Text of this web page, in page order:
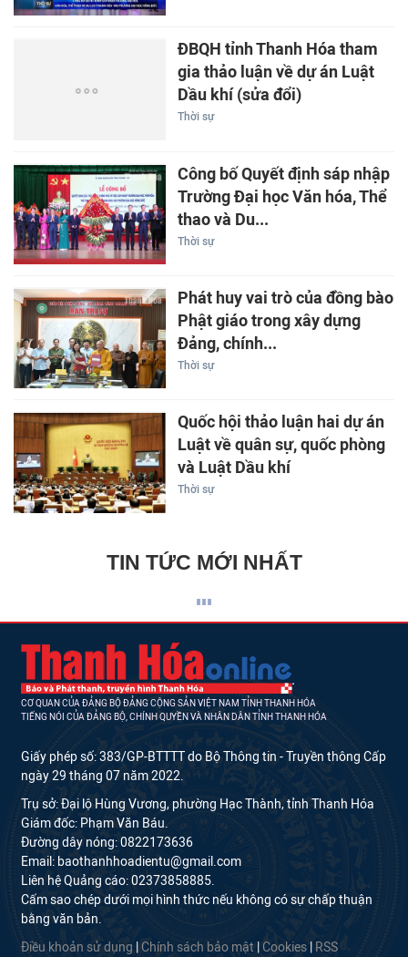
ĐBQH tỉnh Thanh Hóa tham
gia thảo luận về dự án Luật
Dầu khí (sửa đổi)
Thời sự
Công bố Quyết định sáp nhập
Trường Đại học Văn hóa, Thể
thao và Du...
Thời sự
Phát huy vai trò của đồng bào
Phật giáo trong xây dựng
Đảng, chính...
Thời sự
Quốc hội thảo luận hai dự án
Luật về quân sự, quốc phòng
và Luật Dầu khí
Thời sự
TIN TỨC MỚI NHẤT
CƠ QUAN CỦA ĐẢNG BỘ ĐẢNG CỘNG SẢN VIỆT NAM TỈNH THANH HÓA
TIẾNG NÓI CỦA ĐẢNG BỘ, CHÍNH QUYỀN VÀ NHÂN DÂN TỈNH THANH HÓA
Giấy phép số: 383/GP-BTTTT do Bộ Thông tin - Truyền thông Cấp
ngày 29 tháng 07 năm 2022.
Trụ sở: Đại lộ Hùng Vương, phường Hạc Thành, tỉnh Thanh Hóa
Giám đốc: Phạm Văn Báu.
Đường dây nóng: 0822173636
Email: baothanhhoadientu@gmail.com
Liên hệ Quảng cáo: 02373858885.
Cấm sao chép dưới mọi hình thức nếu không có sự chấp thuận
bằng văn bản.
Điều khoản sử dụng Chính sách bảo mật Cookies RSS